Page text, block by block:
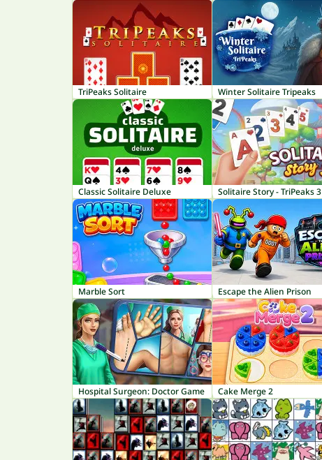
TriPeaks Solitaire Winter Solitaire Tripeaks
Classic Solitaire Deluxe Solitaire Story - TriPeaks 3
Marble Sort Escape the Alien Prison
Hospital Surgeon: Doctor Game Cake Merge 2